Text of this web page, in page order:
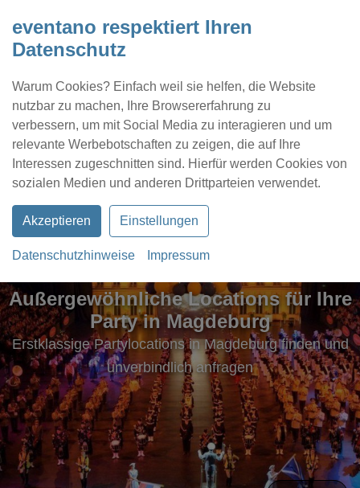
eventano respektiert Ihren
Datenschutz
Warum Cookies? Einfach weil sie helfen, die Website
nutzbar zu machen, Ihre Browsererfahrung zu
verbessern, um mit Social Media zu interagieren und um
relevante Werbebotschaften zu zeigen, die auf Ihre
Interessen zugeschnitten sind. Hierfür werden Cookies von
sozialen Medien und anderen Drittparteien verwendet.
Akzeptieren Einstellungen
Datenschutzhinweise Impressum
Kontakt Location eintragen Profil
Außergewöhnliche Locations für Ihre
Party in Magdeburg
Erstklassige Partylocations in Magdeburg finden und
unverbindlich anfragen